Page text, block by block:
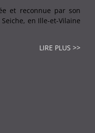
et reconnue par son
en Ille-et-Vilaine
LIRE PLUS >>